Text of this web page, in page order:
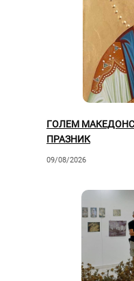
ГОЛЕМ
ПРАЗНИК
09/08/2026